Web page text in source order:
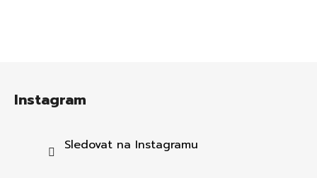
Instagram
Sledovat na Instagramu